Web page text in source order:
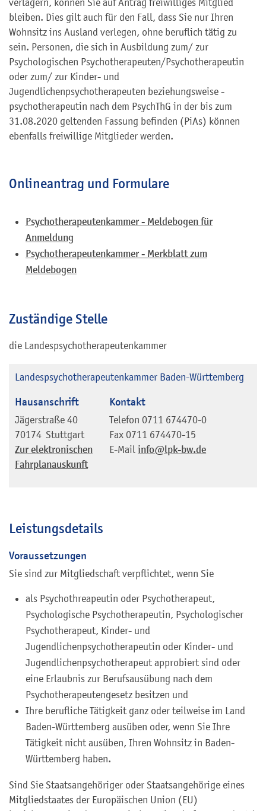
verlagern, können Sie auf Antrag freiwilliges Mitglied
bleiben. Dies gilt auch für den Fall, dass Sie nur Ihren
Wohnsitz ins Ausland verlegen, ohne beruflich tätig zu
sein. Personen, die sich in Ausbildung zum/ zur
Psychologischen Psychotherapeuten/Psychotherapeutin
oder zum/ zur Kinder- und
Jugendlichenpsychotherapeuten beziehungsweise -
psychotherapeutin nach dem PsychThG in der bis zum
31.08.2020 geltenden Fassung befinden (PiAs) können
ebenfalls freiwillige Mitglieder werden.
Onlineantrag und Formulare
Psychotherapeutenkammer - Meldebogen für
Anmeldung
Psychotherapeutenkammer - Merkblatt zum
Meldebogen
Zuständige Stelle
die Landespsychotherapeutenkammer
Landespsychotherapeutenkammer Baden-Württemberg
Hausanschrift
Jägerstraße 40
70174 Stuttgart
Zur elektronischen
Fahrplanauskunft
Kontakt
Telefon 0711 674470-0
Fax 0711 674470-15
E-Mail info@lpk-bw.de
Leistungsdetails
Voraussetzungen
Sie sind zur Mitgliedschaft verpflichtet, wenn Sie
als Psychothreapeutin oder Psychotherapeut,
Psychologische Psychotherapeutin, Psychologischer
Psychotherapeut, Kinder- und
Jugendlichenpsychotherapeutin oder Kinder- und
Jugendlichenpsychotherapeut approbiert sind oder
eine Erlaubnis zur Berufsausübung nach dem
Psychotherapeutengesetz besitzen und
Ihre berufliche Tätigkeit ganz oder teilweise im Land
Baden-Württemberg ausüben oder, wenn Sie Ihre
Tätigkeit nicht ausüben, Ihren Wohnsitz in Baden-
Württemberg haben.
Sind Sie Staatsangehöriger oder Staatsangehörige eines
Mitgliedstaates der Europäischen Union (EU)